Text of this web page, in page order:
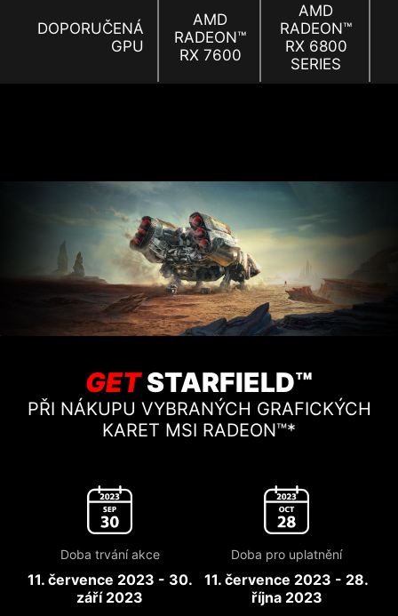
DOPORUČENÁ
GPU
AMD
RADEON™
RX 7600
AMD
RADEON™
RX 6800
SERIES
GETSTARFIELD™
PŘI NÁKUPU VYBRANÝCH GRAFICKÝCH
KARET MSI RADEON™*
Doba trvání akce
11. července 2023 - 30.
září 2023
Doba pro uplatnění
11. července 2023 - 28.
října 2023